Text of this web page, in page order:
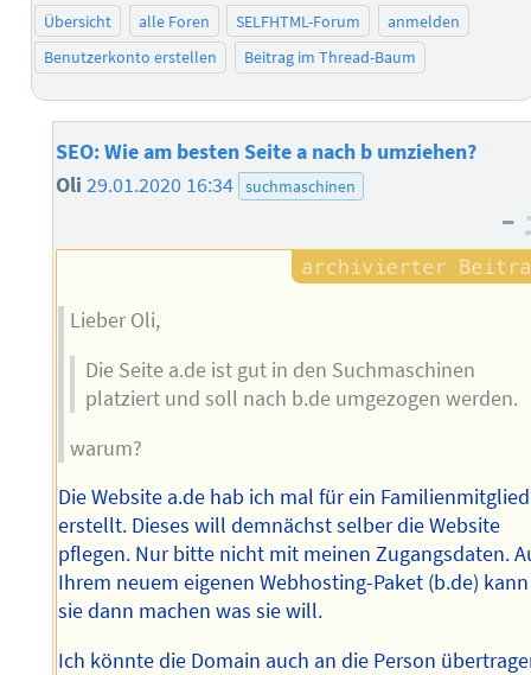
Übersicht alle Foren SELFHTML-Forum
anmelden
Benutzerkonto erstellen
Beitrag im Thread-Baum
SEO: Wie am besten Seite a nach b umziehen?
Oli 29.01.2020 16:34 suchmaschinen
–
Lieber Oli,
Die Seite a.de ist gut in den Suchmaschinen
platziert und soll nach b.de umgezogen werden.
warum?
Die Website a.de hab ich mal für ein Familienmitglied
erstellt. Dieses will demnächst selber die Website
pflegen. Nur bitte nicht mit meinen Zugangsdaten.
Ihrem neuem eigenen Webhosting-Paket (b.de) kann
sie dann machen was sie will.
Ich könnte die Domain auch an die Person